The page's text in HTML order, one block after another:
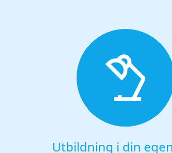
Utbildning i din